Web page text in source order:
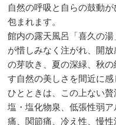
自然の呼吸と自らの鼓動
包まれます。
館内の露天風呂「喜久の
が惜しみなく注がれ、開
の芽吹き、夏の深緑、秋
す自然の美しさを間近に
ひとときは、この上ない
塩・塩化物泉、低張性弱
痛、関節痛、冷え性、慢